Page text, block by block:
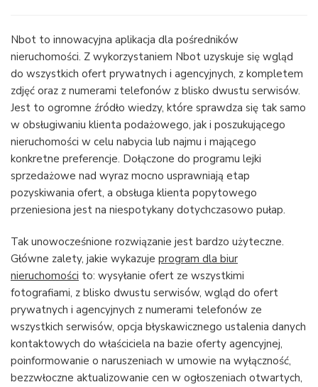
przełomowe
narzędzie
pośredników
nieruchomości
Nbot to innowacyjna aplikacja dla pośredników
nieruchomości. Z wykorzystaniem Nbot uzyskuje się wgląd
do wszystkich ofert prywatnych i agencyjnych, z kompletem
zdjęć oraz z numerami telefonów z blisko dwustu serwisów.
Jest to ogromne źródło wiedzy, które sprawdza się tak samo
w obsługiwaniu klienta podażowego, jak i poszukującego
nieruchomości w celu nabycia lub najmu i mającego
konkretne preferencje. Dołączone do programu lejki
sprzedażowe nad wyraz mocno usprawniają etap
pozyskiwania ofert, a obsługa klienta popytowego
przeniesiona jest na niespotykany dotychczasowo pułap.
Tak unowocześnione rozwiązanie jest bardzo użyteczne.
Główne zalety, jakie wykazuje program dla biur
nieruchomości to: wysyłanie ofert ze wszystkimi
fotografiami, z blisko dwustu serwisów, wgląd do ofert
prywatnych i agencyjnych z numerami telefonów ze
wszystkich serwisów, opcja błyskawicznego ustalenia danych
kontaktowych do właściciela na bazie oferty agencyjnej,
poinformowanie o naruszeniach w umowie na wyłączność,
bezzwłoczne aktualizowanie cen w ogłoszeniach otwartych,